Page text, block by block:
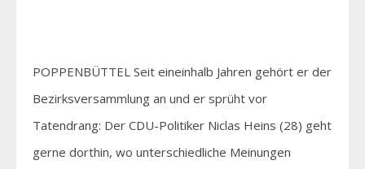
POPPENBÜTTEL Seit eineinhalb Jahren gehört er der
Bezirksversammlung an und er sprüht vor
Tatendrang: Der CDU-Politiker Niclas Heins (28) geht
gerne dorthin, wo unterschiedliche Meinungen